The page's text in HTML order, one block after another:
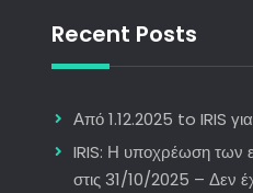
Recent Posts
Από 1.12.2025 to IRIS
IRIS: Η υποχρέωση των
στις 31/10/2025 – Δεν